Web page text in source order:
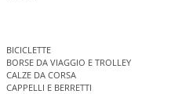
BICICLETTE
BORSE DA VIAGGIO E TROLLEY
CALZE DA CORSA
CAPPELLI E BERRETTI